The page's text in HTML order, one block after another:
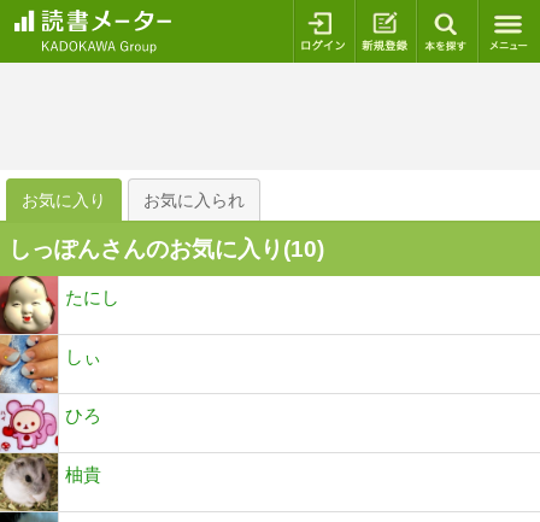
ログイン 新規登録
お気に入り お気に入られ
しっぽんさんのお気に入り(10)
たにし
しぃ
ひろ
柚貴